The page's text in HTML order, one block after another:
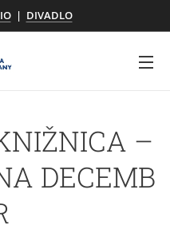
| DIVADLO
–
DECEMB